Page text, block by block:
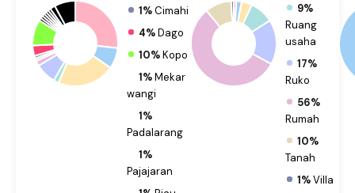
1%Cimahi
4%Dago
10%Kopo
1%Mekar
wangi
1%
Padalarang
1%
Pajajaran
9%
Ruang
usaha
17%
Ruko
56%
Rumah
10%
Tanah
1%Villa